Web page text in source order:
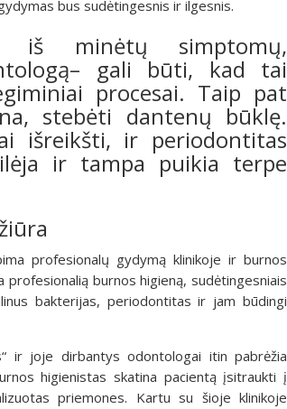
bus sudėtingesnis ir ilgesnis.
iš minėtų simptomų,
gali būti, kad tai
procesai. Taip pat
stebėti dantenų būklę.
išreikšti, ir periodontitas
ir tampa puikia terpe
profesionalų gydymą klinikoje ir burnos
burnos higieną, sudėtingesniais
bakterijas, periodontitas ir jam būdingi
ir joje dirbantys odontologai itin pabrėžia
higienistas skatina pacientą įsitraukti į
priemones. Kartu su šioje klinikoje